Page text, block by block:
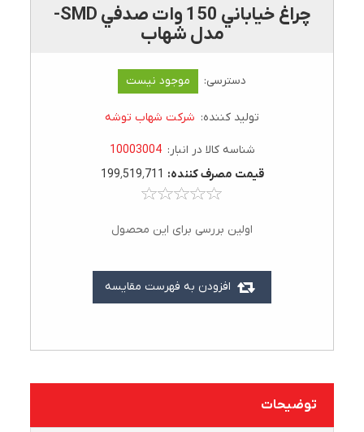
چراغ خياباني 150 وات صدفي SMD-
مدل شهاب
دسترسی: موجود نیست
تولید کننده: شرکت شهاب توشه
شناسه کالا در انبار: 10003004
قيمت مصرف کننده: 199٬519٬711
افزودن به فهرست مقایسه
اولین بررسی برای این محصول
توضیحات